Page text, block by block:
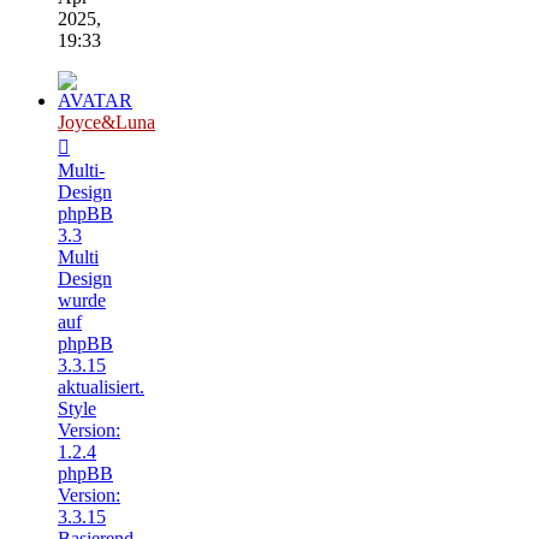
2025,
19:33
Joyce&Luna
Multi-
Design
phpBB
3.3
Multi
Design
wurde
auf
phpBB
3.3.15
aktualisiert.
Style
Version:
1.2.4
phpBB
Version:
3.3.15